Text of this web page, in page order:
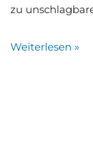
zu
Wei­ter­le­sen »